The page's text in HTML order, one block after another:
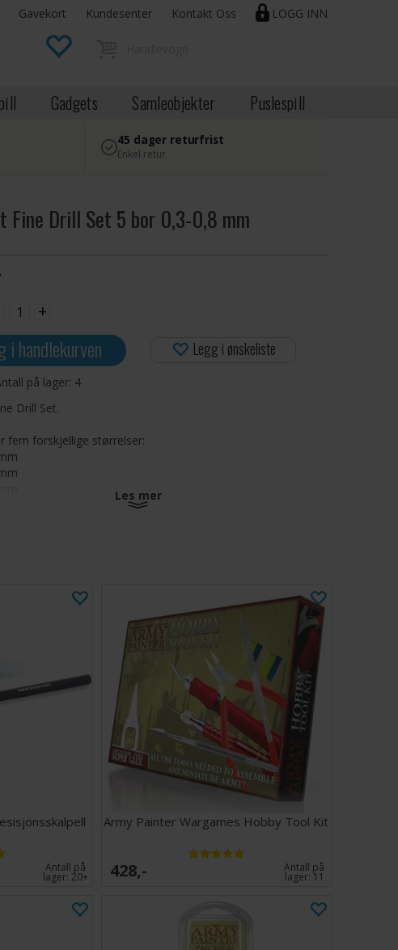
LOGG INN
Gavekort Kundesenter Kontakt Oss
Gadgets Samleobjekter Puslespill
45 dager returfrist
Enkel retur
Fine Drill Set 5 bor 0,3-0,8 mm
+
i handlekurven
på lager: 4
Legg i ønskeliste
Drill Set.
fem forskjellige størrelser:
Les mer
Antall på
lager:20+
Army Painter Wargames Hobby Tool Kit
428,- Antall på
lager: 11